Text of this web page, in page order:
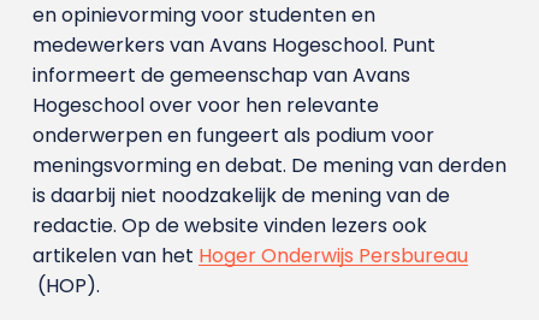
en opinievorming voor studenten en
medewerkers van Avans Hoge­school. Punt
informeert de gemeenschap van Avans
Hogeschool over voor hen relevante
onderwerpen en fungeert als podium voor
meningsvorming en debat. De mening van derden
is daarbij niet noodzakelijk de mening van de
redactie. Op de website vinden lezers ook
artikelen van het Hoger Onderwijs Persbureau
(HOP).